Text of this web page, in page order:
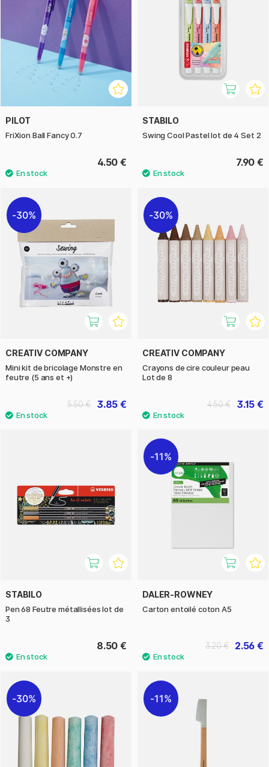
PILOT
FriXion Ball Fancy 0.7
4.50 €
STABILO
Swing Cool Pastel lot de 4 Set 2
7.90 €
30%
CREATIV COMPANY
Mini kit de bricolage Monstre en
feutre (5 ans et +)
3.85 €
5.50 €
30%
CREATIV COMPANY
Crayons de cire couleur peau
Lot de 8
3.15 €
4.50 €
STABILO
Pen 68 Feutre métallisées lot de
3
8.50 €
11%
DALER-ROWNEY
Carton entoilé coton A5
2.56 €
3.20 €
30% 11%